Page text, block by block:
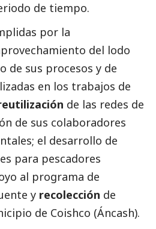
de tiempo.
por la
del lodo
de sus procesos y de
en los trabajos de
de las redes de
de sus colaboradores
el desarrollo de
para pescadores
al programa de
y recolección de
de Coishco (Áncash).